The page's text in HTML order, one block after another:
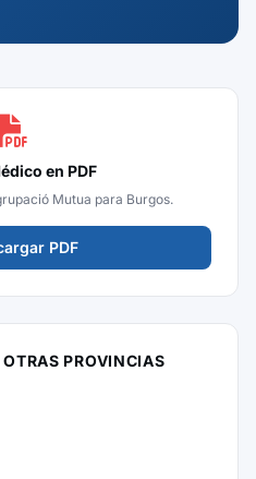
en PDF
Mutua para Burgos.
PDF
PROVINCIAS